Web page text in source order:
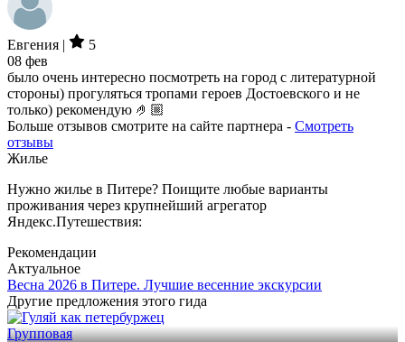
Евгения |
5
08 фев
было очень интересно посмотреть на город с литературной
стороны) прогуляться тропами героев Достоевского и не
только) рекомендую 🤌🏼
Больше отзывов смотрите на сайте партнера - Смотреть
отзывы
Жилье
Нужно жилье в Питере? Поищите любые варианты
проживания через крупнейший агрегатор
Яндекс.Путешествия:
Рекомендации
Актуальное
Весна 2026 в Питере. Лучшие весенние экскурсии
Другие предложения этого гида
Групповая